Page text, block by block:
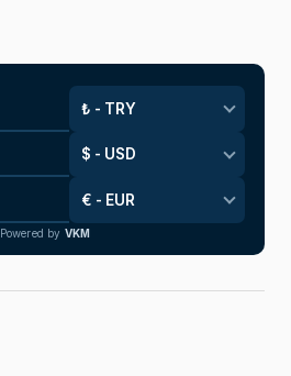
Powered by VKM